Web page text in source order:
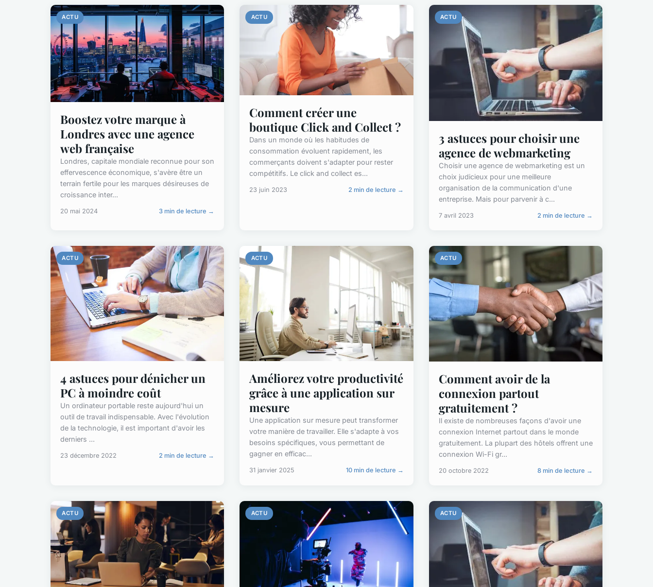
ACTU
Boostez votre marque à
Londres avec une agence
web française
Londres, capitale mondiale reconnue pour son
effervescence économique, s'avère être un
terrain fertile pour les marques désireuses de
croissance inter...
20 mai 2024 3 min de lecture →
ACTU
Comment créer une
boutique Click and Collect ?
Dans un monde où les habitudes de
consommation évoluent rapidement, les
commerçants doivent s'adapter pour rester
compétitifs. Le click and collect es...
23 juin 2023 2 min de lecture →
ACTU
3 astuces pour choisir une
agence de webmarketing
Choisir une agence de webmarketing est un
choix judicieux pour une meilleure
organisation de la communication d'une
entreprise. Mais pour parvenir à c...
7 avril 2023 2 min de lecture →
ACTU
4 astuces pour dénicher un
PC à moindre coût
Un ordinateur portable reste aujourd'hui un
outil de travail indispensable. Avec l'évolution
de la technologie, il est important d'avoir les
derniers ...
23 décembre 2022 2 min de lecture →
ACTU
Améliorez votre productivité
grâce à une application sur
mesure
Une application sur mesure peut transformer
votre manière de travailler. Elle s'adapte à vos
besoins spécifiques, vous permettant de
gagner en efficac...
31 janvier 2025 10 min de lecture →
ACTU
Comment avoir de la
connexion partout
gratuitement ?
Il existe de nombreuses façons d'avoir une
connexion Internet partout dans le monde
gratuitement. La plupart des hôtels offrent une
connexion Wi-Fi gr...
20 octobre 2022 8 min de lecture →
ACTU ACTU ACTU